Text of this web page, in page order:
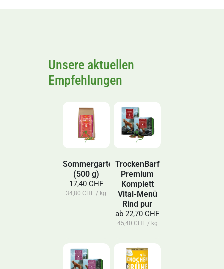
Unsere aktuellen
Empfehlungen
Sommergarten
(500 g)
17,40 CHF
34,80 CHF / kg
TrockenBarf
Premium
Komplett
Vital-Menü
Rind pur
ab 22,70 CHF
45,40 CHF / kg